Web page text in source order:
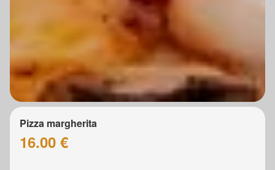
Pizza margherita
16.00 €